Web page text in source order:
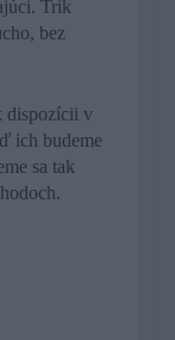
Trik
bez
dispozícii v
ich budeme
sa tak